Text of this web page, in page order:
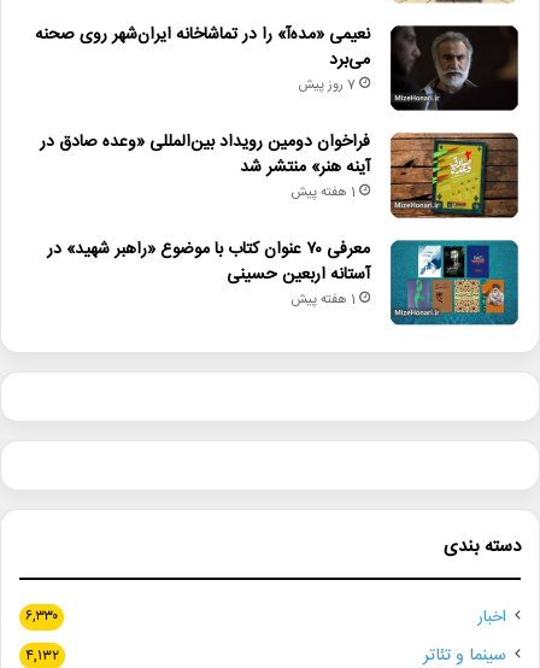
نعیمی «مده‌آ» را در تماشاخانه ایران‌شهر روی صحنه
می‌برد
7 روز پیش
فراخوان دومین رویداد بین‌المللی «وعده صادق در
آینه هنر» منتشر شد
1 هفته پیش
معرفی ۷۰ عنوان کتاب با موضوع «راهبر شهید» در
آستانه اربعین حسینی
1 هفته پیش
دسته بندی
اخبار ۶,۳۳۰
سینما و تئاتر ۴,۱۳۲